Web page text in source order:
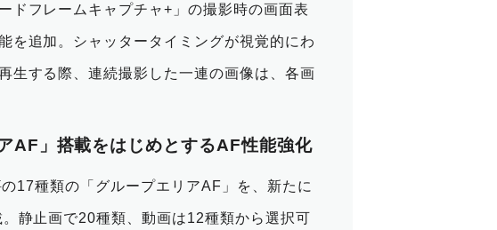
ドフレームキャプチャ+」の撮影時の画面表
を追加。シャッタータイミングが視覚的にわ
生する際、連続撮影した一連の画像は、各画
AF」搭載をはじめとするAF性能強化
17種類の「グループエリアAF」を、新たに
静止画で20種類、動画は12種類から選択可